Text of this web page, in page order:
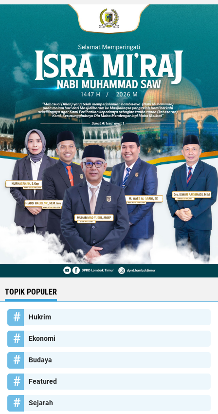
TOPIK POPULER
Hukrim
Ekonomi
Budaya
Featured
Sejarah